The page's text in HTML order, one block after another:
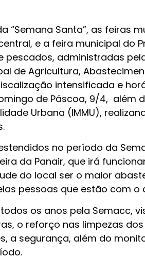
“Semana Santa”, as feiras
e a feira municipal do
pescados, administradas
de Agricultura,
intensificada e
de Páscoa, 9/4, além
Urbana (IMMU),
no período da
da Panair, que irá
do local ser o maior
pessoas que estão com o
os anos pela Semacc,
o reforço nas limpezas
a segurança, além do